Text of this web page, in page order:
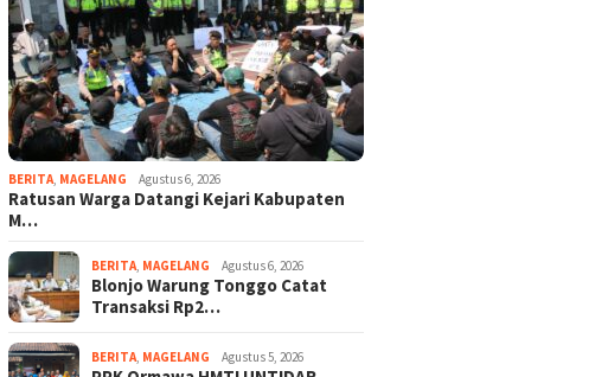
Pasar Hewan Ambarawa
Polisi
Presiden Prabowo Pulihkan
Nama Baik Dua Guru Luwu
Utara yang Dipecat Karena
Bantu 10 Guru Honorer
Penthol yang Sepi
BERITA, MAGELANG Agustus 6, 2026
Ratusan Warga Datangi Kejari Kabupaten
M…
BERITA, MAGELANG Agustus 6, 2026
Blonjo Warung Tonggo Catat
Transaksi Rp2…
BERITA, MAGELANG Agustus 5, 2026